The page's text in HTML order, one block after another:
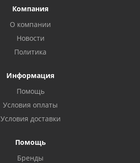
Компания
О компании
Новости
Политика
Информация
Помощь
Условия оплаты
Условия доставки
Помощь
Бренды